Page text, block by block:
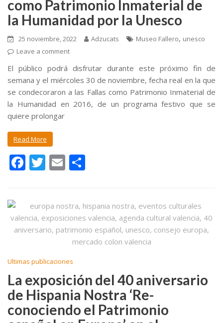
como Patrimonio Inmaterial de
la Humanidad por la Unesco
25 noviembre, 2022 Adzucats Museo Fallero, unesco
Leave a comment
El público podrá disfrutar durante este próximo fin de
semana y el miércoles 30 de noviembre, fecha real en la que
se condecoraron a las Fallas como Patrimonio Inmaterial de
la Humanidad en 2016, de un programa festivo que se
quiere prolongar
Read More
F
b
o
k
T
er
E
l p
ar
ti
Ultimas publicaciones
La exposición del 40 aniversario
de Hispania Nostra ‘Re-
conociendo el Patrimonio